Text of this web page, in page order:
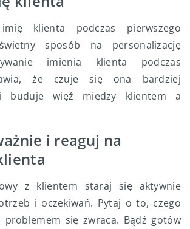
klienta podczas pierwszego
sposób na personalizację
imienia klienta podczas
że czuje się ona bardziej
buduje więź między klientem a
i reaguj na
z klientem staraj się aktywnie
i oczekiwań. Pytaj o to, czego
się zwraca. Bądź gotów